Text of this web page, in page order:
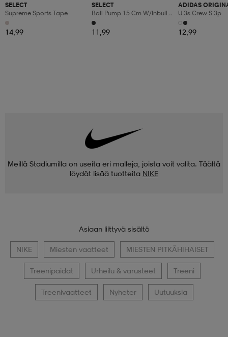
SELECT
Supreme Sports Tape
14,99
SELECT
Ball Pump 15 Cm W/inbuilt
Hose
11,99
ADIDAS
U 3s Crew S 3p
12,99
Meillä Stadiumilla on useita eri malleja, joista voit valita. Täältä
löydät lisää tuotteita NIKE
Asiaan liittyvä sisältö
NIKE Miesten vaatteet MIESTEN PITKÄHIHAISET
Treenipaidat Urheilu & varusteet Treeni
Treenivaatteet Nyheter Uutuuksia